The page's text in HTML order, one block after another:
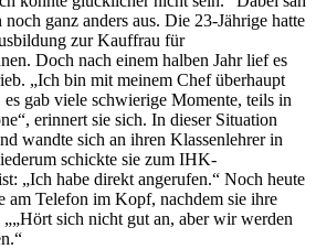
ganz anders aus. Die 23-Jährige hatte
zur Kauffrau für
Doch nach einem halben Jahr lief es
„Ich bin mit meinem Chef überhaupt
gab viele schwierige Momente, teils in
erinnert sie sich. In dieser Situation
wandte sich an ihren Klassenlehrer in
schickte sie zum IHK-
„Ich habe direkt angerufen.“ Noch heute
am Telefon im Kopf, nachdem sie ihre
„„Hört sich nicht gut an, aber wir werden